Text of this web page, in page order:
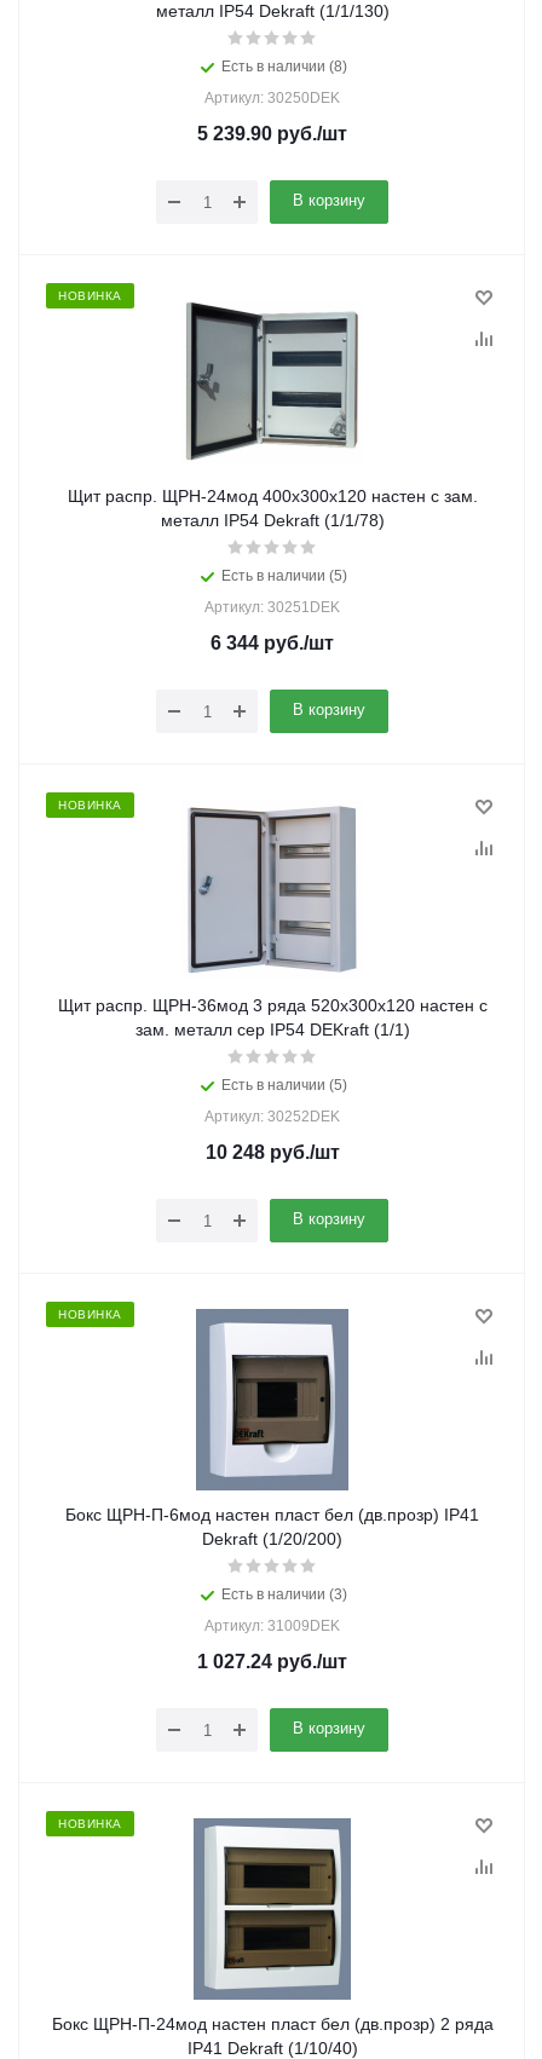
металл IP54 Dekraft (1/1/130)
Есть в наличии (8)
Артикул: 30250DEK
5 239.90 руб./шт
В корзину
НОВИНКА
Щит распр. ЩРН-24мод 400х300х120 настен с зам.
металл IP54 Dekraft (1/1/78)
Есть в наличии (5)
Артикул: 30251DEK
6 344 руб./шт
В корзину
НОВИНКА
Щит распр. ЩРН-36мод 3 ряда 520х300х120 настен с
зам. металл сер IP54 DEKraft (1/1)
Есть в наличии (5)
Артикул: 30252DEK
10 248руб./шт
В корзину
НОВИНКА
Бокс ЩРН-П-6мод настен пласт бел (дв.прозр) IP41
Dekraft (1/20/200)
Есть в наличии (3)
Артикул: 31009DEK
1 027.24 руб./шт
В корзину
НОВИНКА
Бокс ЩРН-П-24мод настен пласт бел (дв.прозр) 2 ряда
IP41 Dekraft (1/10/40)